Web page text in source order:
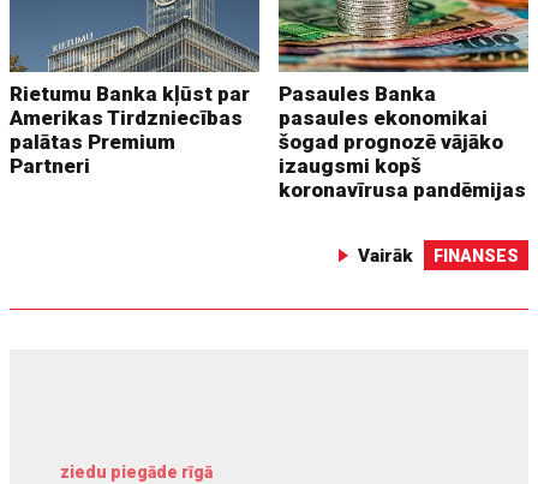
Rietumu Banka kļūst par
Amerikas Tirdzniecības
palātas Premium
Partneri
Pasaules Banka
pasaules ekonomikai
šogad prognozē vājāko
izaugsmi kopš
koronavīrusa pandēmijas
Vairāk FINANSES
ziedu piegāde rīgā